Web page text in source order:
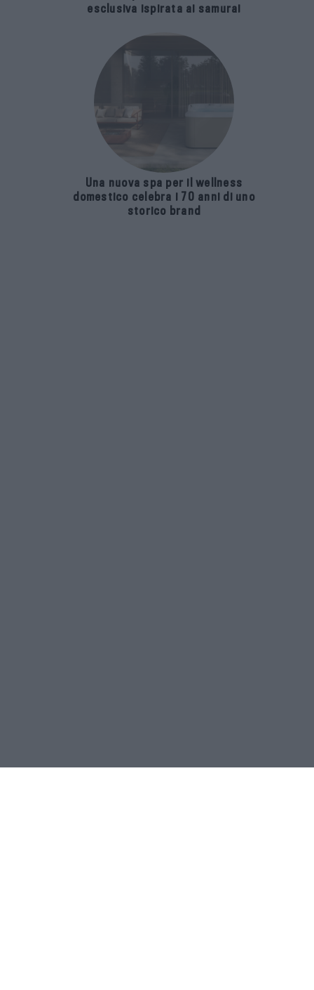
esclusiva ispirata ai samurai
Una nuova spa per il wellness
domestico celebra i 70 anni di uno
storico brand